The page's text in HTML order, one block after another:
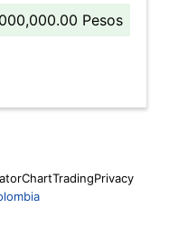
Pesos
ChartTradingPrivacy